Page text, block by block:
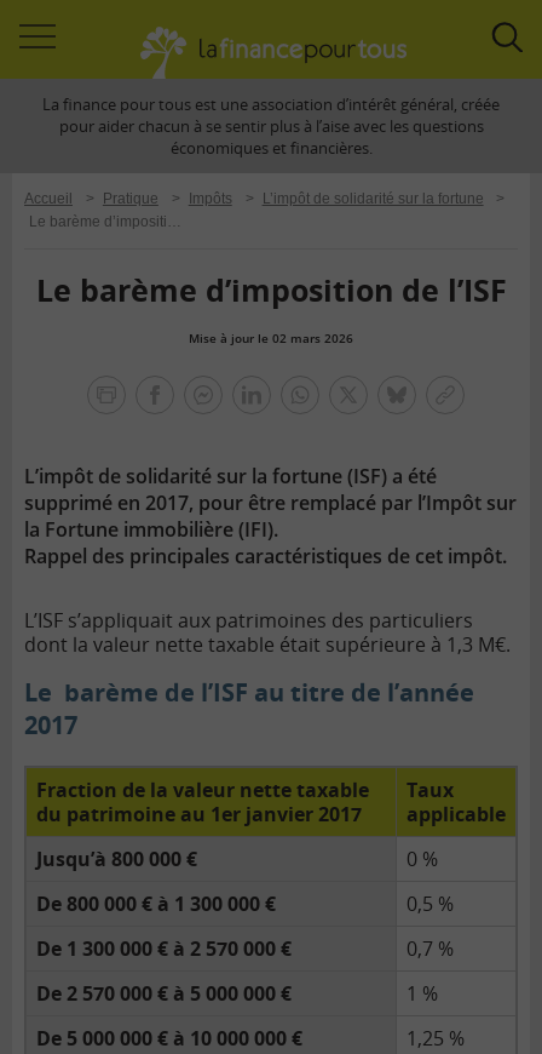
àLa finance pour tous est une association d’intérêt général, créée
pour aider chacun à se sentir plus à l’aise avec les questions
économiques et financières.
Accueil > Pratique > Impôts > L’impôt de solidarité sur la fortune
>
Le barème d’imposition de l’ISF
Le barème d’imposition de l’ISF
Mise à jour le 02 mars 2026
L’impôt de solidarité sur la fortune (ISF) a été
supprimé en 2017, pour être remplacé par l’Impôt sur
la Fortune immobilière (IFI).
Rappel des principales caractéristiques de cet impôt.
L’ISF s’appliquait aux patrimoines des particuliers
dont la valeur nette taxable était supérieure à 1,3 M€.
Le barème de l’ISF au titre de l’année
2017
Fraction de la valeur nette taxable
du patrimoine au 1er janvier 2017
Taux
applicable
Jusqu’à 800 000 €
0 %
De 800 000 € à 1 300 000 €
0,5 %
De 1 300 000 € à 2 570 000 €
0,7 %
De 2 570 000 € à 5 000 000 €
1 %
De 5 000 000 € à 10 000 000 €
1,25 %